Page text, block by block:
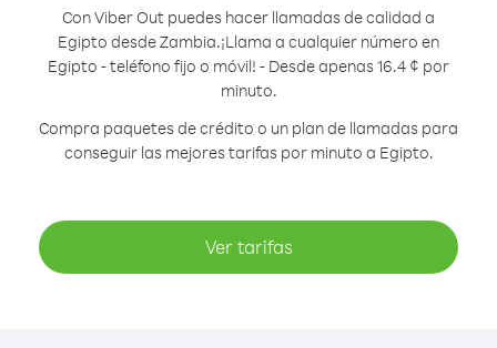
Con Viber Out puedes hacer llamadas de calidad a
Egipto desde Zambia.¡Llama a cualquier número en
Egipto - teléfono fijo o móvil! - Desde apenas 16.4 ¢ por
minuto.
Compra paquetes de crédito o un plan de llamadas para
conseguir las mejores tarifas por minuto a Egipto.
Ver tarifas